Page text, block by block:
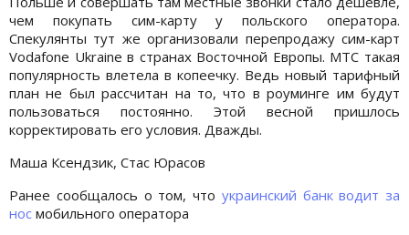
чем покупать сим-карту у польского оператора.
Спекулянты тут же организовали перепродажу сим-карт
Vodafone Ukraine в странах Восточной Европы. МТС такая
популярность влетела в копеечку. Ведь новый тарифный
план не был рассчитан на то, что в роуминге им будут
пользоваться постоянно. Этой весной пришлось
корректировать его условия. Дважды.
Маша Ксендзик, Стас Юрасов
Ранее сообщалось о том, что украинский банк водит за
нос мобильного оператора